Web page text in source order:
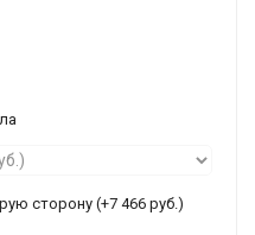
сторону (+7 466 руб.)